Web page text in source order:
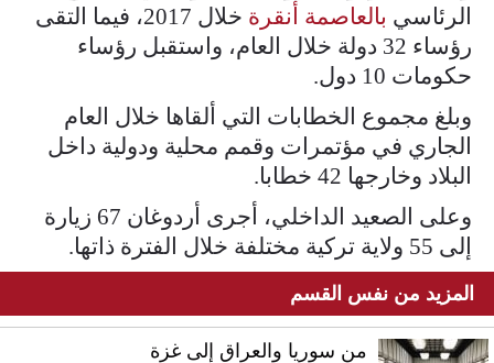
الرئاسي بالعاصمة أنقرة
خلال 2017، فيما التقى
رؤساء 32 دولة خلال العام، واستقبل رؤساء
حكومات 10 دول.
وبلغ مجموع الخطابات التي ألقاها خلال العام
الجاري في مؤتمرات وقمم محلية ودولية داخل
البلاد وخارجها 42 خطابا.
وعلى الصعيد الداخلي، أجرى أردوغان 67 زيارة
إلى 55 ولاية تركية مختلفة خلال الفترة ذاتها.
المزيد من نفس القسم
من سوريا والعراق إلى غزة